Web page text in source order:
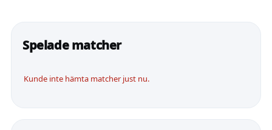
Spelade matcher
Kunde inte hämta matcher just nu.